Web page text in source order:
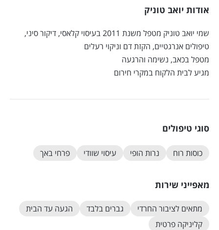
אודות יואב טוניק
שמי יואב טוניק מטפל משנת 2011 בעיסוי קלאסי, דיקור סיני,
טיפולים אנרגטיים, הקזת דם וניקוי רעלים
מטפל בכאב, נשימה והרגעה
מגיע לבית הלקוח במקרי חירום
סוגי טיפולים
כוסות רוח נרות הופי עיסוי שוודי פרחי באך
מאפייני שירות
מתאים לציבור החרדי גברים בלבד
הגעה עד הבית
קליניקה פרטית